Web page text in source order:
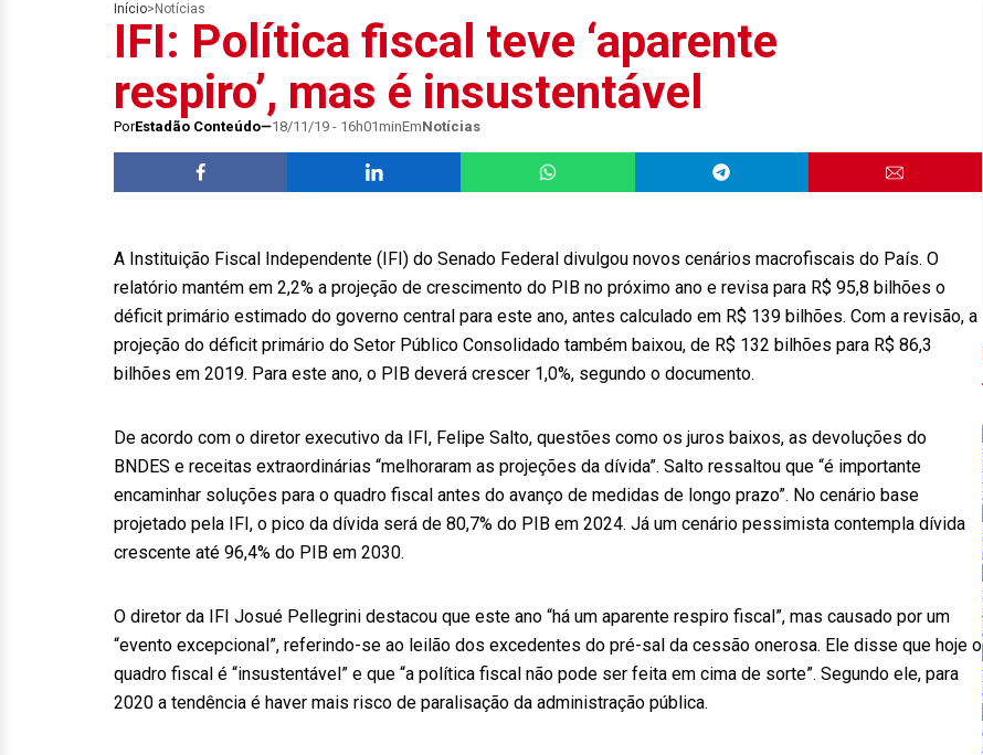
Início> Notícias
IFI: Política fiscal teve ‘aparente
respiro’, mas é insustentável
PorEstadão Conteúdo 18/11/19 - 16h01minEmNotícias
A Instituição Fiscal Independente (IFI) do Senado Federal divulgou novos cenários macrofiscais do País. O
relatório mantém em 2,2% a projeção de crescimento do PIB no próximo ano e revisa para R$ 95,8 bilhões o
déficit primário estimado do governo central para este ano, antes calculado em R$ 139 bilhões. Com a revisão, a
projeção do déficit primário do Setor Público Consolidado também baixou, de R$ 132 bilhões para R$ 86,3
bilhões em 2019. Para este ano, o PIB deverá crescer 1,0%, segundo o documento.
De acordo com o diretor executivo da IFI, Felipe Salto, questões como os juros baixos, as devoluções do
BNDES e receitas extraordinárias “melhoraram as projeções da dívida”. Salto ressaltou que “é importante
encaminhar soluções para o quadro fiscal antes do avanço de medidas de longo prazo”. No cenário base
projetado pela IFI, o pico da dívida será de 80,7% do PIB em 2024. Já um cenário pessimista contempla dívida
crescente até 96,4% do PIB em 2030.
O diretor da IFI Josué Pellegrini destacou que este ano “há um aparente respiro fiscal”, mas causado por um
“evento excepcional”, referindo-se ao leilão dos excedentes do pré-sal da cessão onerosa. Ele disse que hoje o
quadro fiscal é “insustentável” e que “a política fiscal não pode ser feita em cima de sorte”. Segundo ele, para
2020 a tendência é haver mais risco de paralisação da administração pública.